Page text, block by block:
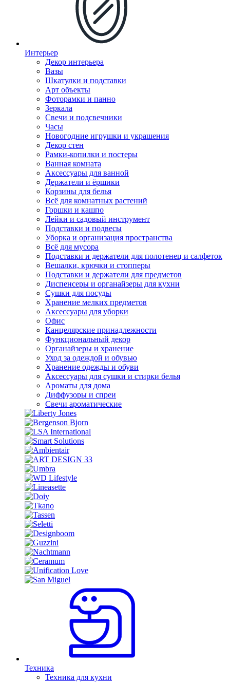
Интерьер
Декор интерьера
Вазы
Шкатулки и подставки
Арт объекты
Фоторамки и панно
Зеркала
Свечи и подсвечники
Часы
Новогодние игрушки и украшения
Декор стен
Рамки-копилки и постеры
Ванная комната
Аксессуары для ванной
Держатели и ёршики
Корзины для белья
Всё для комнатных растений
Горшки и кашпо
Лейки и садовый инструмент
Подставки и подвесы
Уборка и организация пространства
Всё для мусора
Подставки и держатели для полотенец и салфеток
Вешалки, крючки и стопперы
Подставки и держатели для предметов
Диспенсеры и органайзеры для кухни
Сушки для посуды
Хранение мелких предметов
Аксессуары для уборки
Офис
Канцелярские принадлежности
Функциональный декор
Органайзеры и хранение
Уход за одеждой и обувью
Хранение одежды и обуви
Аксессуары для сушки и стирки белья
Ароматы для дома
Диффузоры и спреи
Свечи ароматические
Техника
Техника для кухни